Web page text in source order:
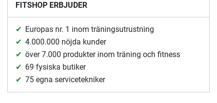
FITSHOP ERBJUDER
Europas nr. 1 inom träningsutrustning
4.000.000 nöjda kunder
över 7.000 produkter inom träning och fitness
69 fysiska butiker
75 egna servicetekniker